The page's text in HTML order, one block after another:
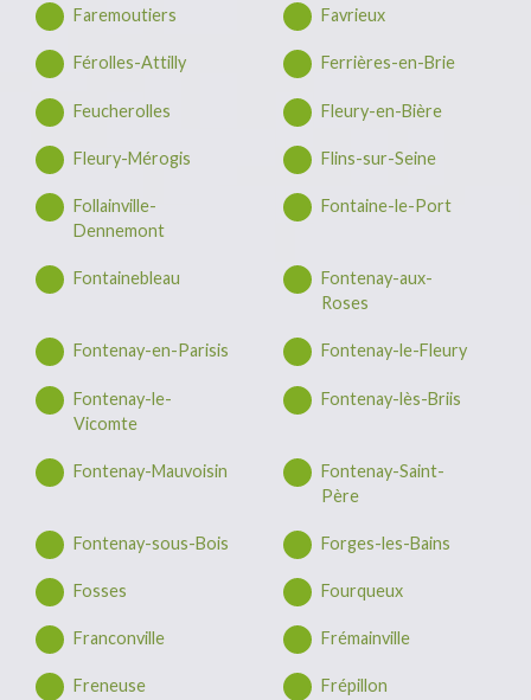
Faremoutiers Favrieux
Férolles-Attilly Ferrières-en-Brie
Feucherolles Fleury-en-Bière
Fleury-Mérogis Flins-sur-Seine
Follainville-
Dennemont
Fontaine-le-Port
Fontainebleau
Fontenay-aux-
Roses
Fontenay-en-Parisis Fontenay-le-Fleury
Fontenay-le-
Vicomte
Fontenay-lès-Briis
Fontenay-Mauvoisin
Fontenay-Saint-
Père
Fontenay-sous-Bois Forges-les-Bains
Fosses Fourqueux
Franconville Frémainville
Freneuse Frépillon